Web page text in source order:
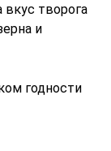
вкус творога
и
годности